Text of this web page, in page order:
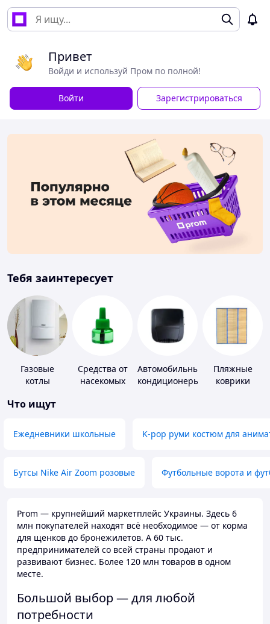
Привет
Войди и используй Пром по полной!
Войти Зарегистрироваться
Тебя заинтересует
Газовые
котлы
Средства от
насекомых
Автомобильные
кондиционеры
Пляжные
коврики
Что ищут
Ежедневники школьные K-pop руми костюм для
Бутсы Nike Air Zoom розовые Футбольные ворота и
Prom — крупнейший маркетплейс Украины. Здесь 6
млн покупателей находят всё необходимое — от корма
для щенков до бронежилетов. А 60 тыс.
предпринимателей со всей страны продают и
развивают бизнес. Более 120 млн товаров в одном
месте.
Большой выбор — для любой
потребности